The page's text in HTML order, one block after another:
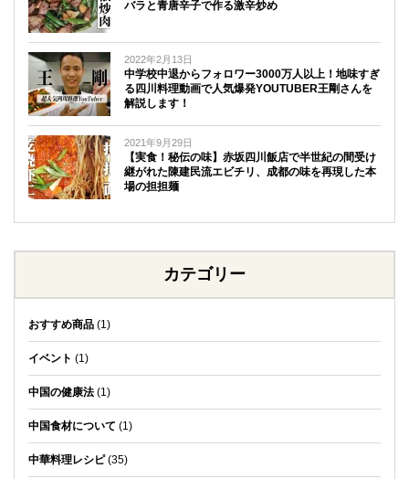
バラと青唐辛子で作る激辛炒め
2022年2月13日
中学校中退からフォロワー3000万人以上！地味すぎ
る四川料理動画で人気爆発YOUTUBER王剛さんを
解説します！
2021年9月29日
【実食！秘伝の味】赤坂四川飯店で半世紀の間受け
継がれた陳建民流エビチリ、成都の味を再現した本
場の担担麺
カテゴリー
おすすめ商品 (1)
イベント (1)
中国の健康法 (1)
中国食材について (1)
中華料理レシピ(35)